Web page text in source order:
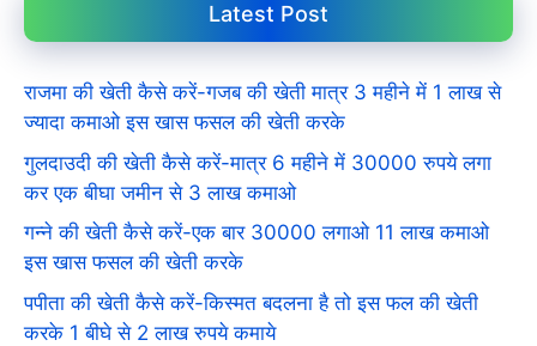
Latest Post
राजमा की खेती कैसे करें-गजब की खेती मात्र 3 महीने में 1 लाख से
ज्यादा कमाओ इस खास फसल की खेती करके
गुलदाउदी की खेती कैसे करें-मात्र 6 महीने में 30000 रुपये लगा
कर एक बीघा जमीन से 3 लाख कमाओ
गन्ने की खेती कैसे करें-एक बार 30000 लगाओ 11 लाख कमाओ
इस खास फसल की खेती करके
पपीता की खेती कैसे करें-किस्मत बदलना है तो इस फल की खेती
करके 1 बीघे से 2 लाख रुपये कमाये